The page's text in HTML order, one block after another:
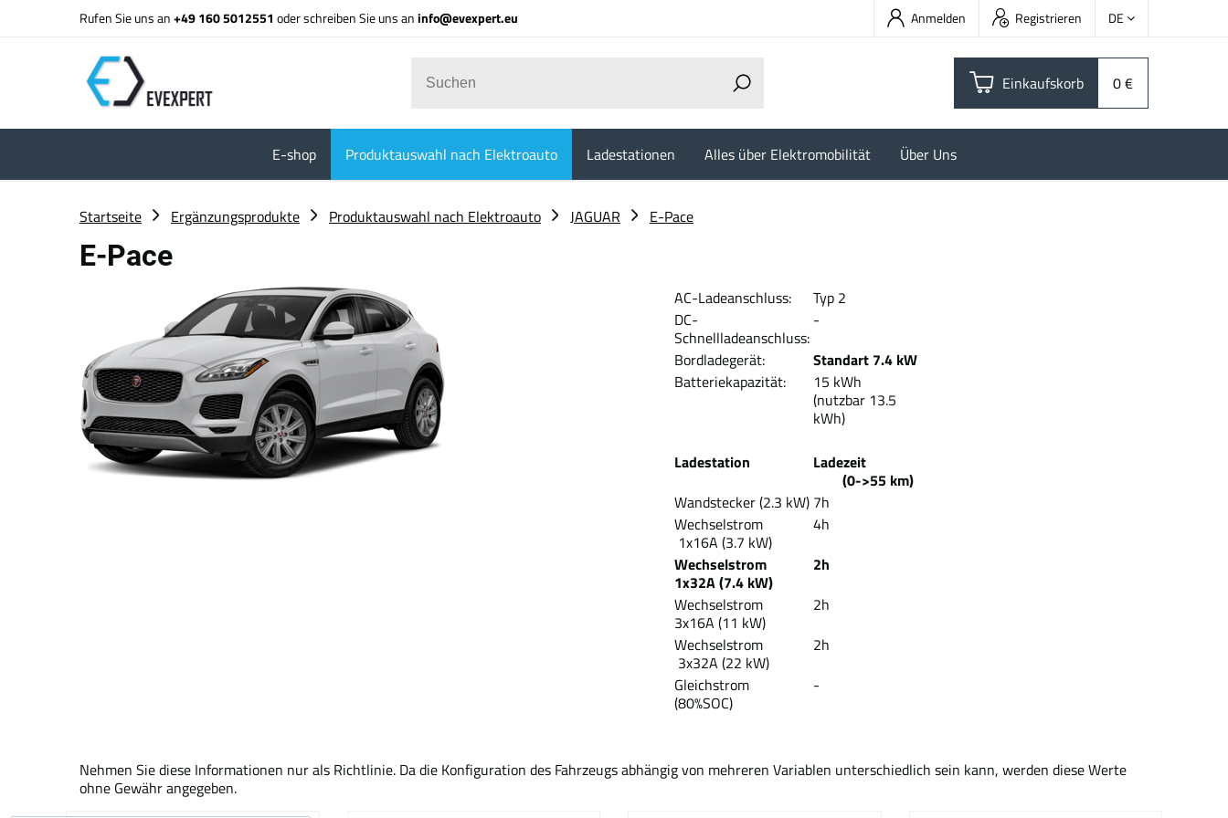
Rufen Sie uns an+49 160 5012551 oder schreiben Sie uns aninfo@evexpert.eu Anmelden Registrieren DE
Einkaufskorb 0 €
E-shop Produktauswahl nach Elektroauto Ladestationen Alles über Elektromobilität Über Uns
Startseite Ergänzungsprodukte Produktauswahl nach Elektroauto JAGUAR E-Pace
E-Pace
AC-Ladeanschluss:
Typ 2
DC-
Schnellladeanschluss:
-
Bordladegerät:
Standart 7.4 kW
Batteriekapazität:
15 kWh
(nutzbar 13.5
kWh)
Ladestation
Ladezeit
(0->55 km)
Wandstecker (2.3 kW) 7h
Wechselstrom
1x16A (3.7 kW)
4h
Wechselstrom
1x32A (7.4 kW)
2h
Wechselstrom
3x16A (11 kW)
2h
Wechselstrom
3x32A (22 kW)
2h
Gleichstrom
(80%SOC)
-
Nehmen Sie diese Informationen nur als Richtlinie. Da die Konfiguration des Fahrzeugs abhängig von mehreren Variablen unterschiedlich sein kann, werden diese Werte
ohne Gewähr angegeben.